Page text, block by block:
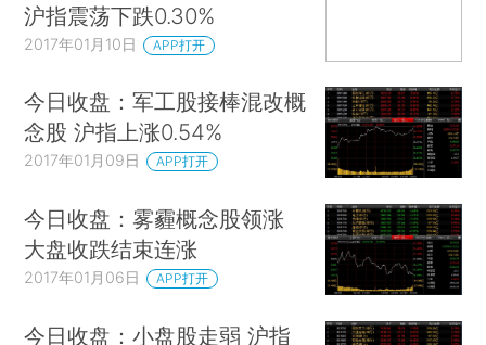
沪指震荡下跌0.30%
2017年01月10日 APP打开
今日收盘：军工股接棒混改概
念股 沪指上涨0.54%
2017年01月09日 APP打开
今日收盘：雾霾概念股领涨
大盘收跌结束连涨
2017年01月06日 APP打开
今日收盘：小盘股走弱 沪指